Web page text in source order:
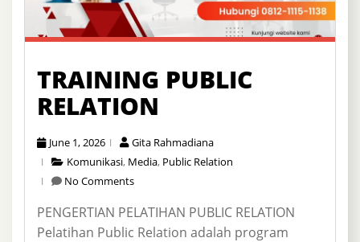
TRAINING PUBLIC
RELATION
June 1, 2026
Gita Rahmadiana
Komunikasi, Media, Public Relation
No Comments
PENGERTIAN PELATIHAN PUBLIC RELATION
Pelatihan Public Relation adalah program